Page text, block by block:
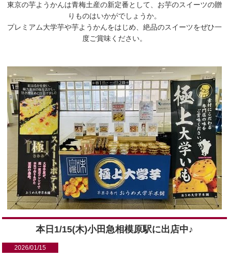
東京の芋ようかんは青梅土産の新定番として、お芋のスイーツの贈
りものはいかがでしょうか。
プレミアム大学芋や芋ようかんをはじめ、絶品のスイーツをぜひ一
度ご賞味ください。
本日1/15(木)小田急相模原駅に出店中♪
2026/01/15